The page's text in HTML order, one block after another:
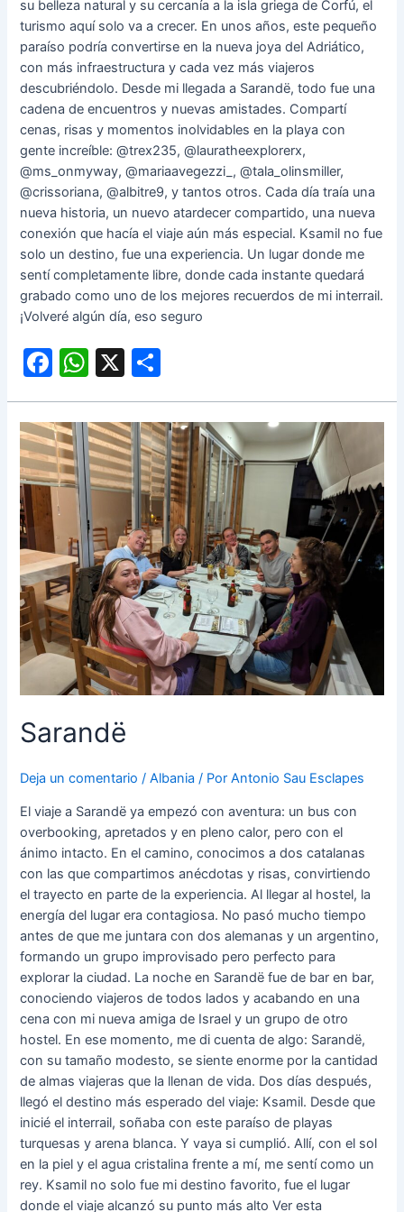
su belleza natural y su cercanía a la isla griega de Corfú, el
turismo aquí solo va a crecer. En unos años, este pequeño
paraíso podría convertirse en la nueva joya del Adriático,
con más infraestructura y cada vez más viajeros
descubriéndolo. Desde mi llegada a Sarandë, todo fue una
cadena de encuentros y nuevas amistades. Compartí
cenas, risas y momentos inolvidables en la playa con
gente increíble: @trex235, @lauratheexplorerx,
@ms_onmyway, @mariaavegezzi_, @tala_olinsmiller,
@crissoriana, @albitre9, y tantos otros. Cada día traía una
nueva historia, un nuevo atardecer compartido, una nueva
conexión que hacía el viaje aún más especial. Ksamil no fue
solo un destino, fue una experiencia. Un lugar donde me
sentí completamente libre, donde cada instante quedará
grabado como uno de los mejores recuerdos de mi interrail.
¡Volveré algún día, eso seguro
F
c
e
b
o
o
k
W
at
s
A
p
X
m
p
ar
tir
Sarandë
Deja un comentario /Albania / PorAntonio Sau Esclapes
El viaje a Sarandë ya empezó con aventura: un bus con
overbooking, apretados y en pleno calor, pero con el
ánimo intacto. En el camino, conocimos a dos catalanas
con las que compartimos anécdotas y risas, convirtiendo
el trayecto en parte de la experiencia. Al llegar al hostel, la
energía del lugar era contagiosa. No pasó mucho tiempo
antes de que me juntara con dos alemanas y un argentino,
formando un grupo improvisado pero perfecto para
explorar la ciudad. La noche en Sarandë fue de bar en bar,
conociendo viajeros de todos lados y acabando en una
cena con mi nueva amiga de Israel y un grupo de otro
hostel. En ese momento, me di cuenta de algo: Sarandë,
con su tamaño modesto, se siente enorme por la cantidad
de almas viajeras que la llenan de vida. Dos días después,
llegó el destino más esperado del viaje: Ksamil. Desde que
inicié el interrail, soñaba con este paraíso de playas
turquesas y arena blanca. Y vaya si cumplió. Allí, con el sol
en la piel y el agua cristalina frente a mí, me sentí como un
rey. Ksamil no solo fue mi destino favorito, fue el lugar
donde el viaje alcanzó su punto más alto Ver esta